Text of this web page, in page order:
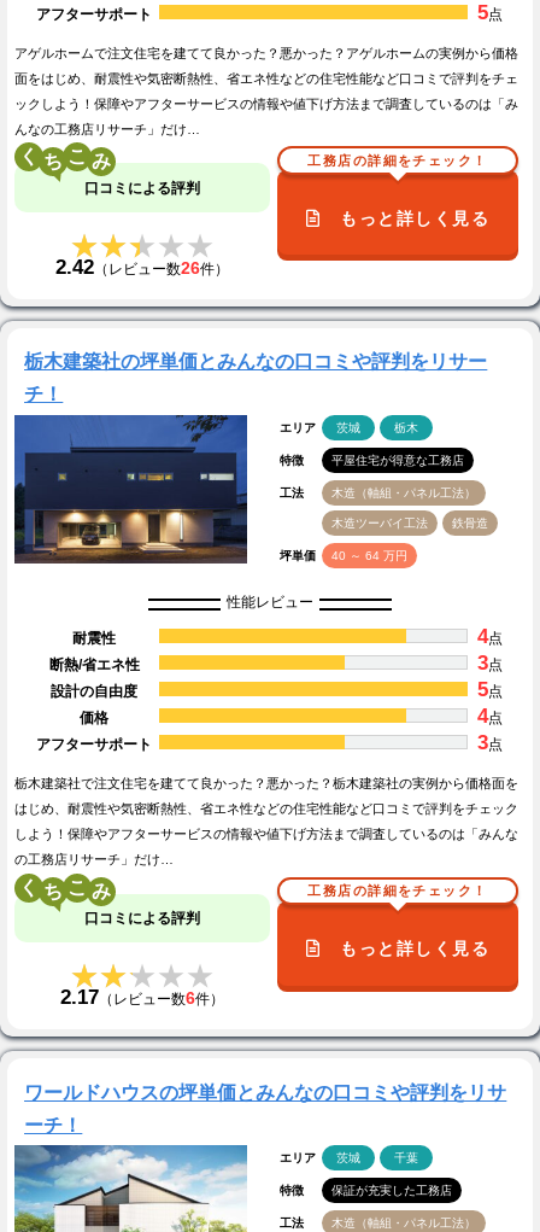
アフターサポート
5点
アゲルホームで注文住宅を建てて良かった？悪かった？アゲルホームの実例から価格
面をはじめ、耐震性や気密断熱性、省エネ性などの住宅性能など口コミで評判をチェ
ックしよう！保障やアフターサービスの情報や値下げ方法まで調査しているのは「み
んなの工務店リサーチ」だけ…
く こ
口コミによる評判
★★★★★
★★★★★
2.42 （レビュー数26件）
工務店の詳細をチェック！
もっと詳しく見る
栃木建築社の坪単価とみんなの口コミや評判をリサー
チ！
エリア 茨城 栃木
特徴 平屋住宅が得意な工務店
工法 木造（軸組・パネル工法）
木造ツーバイ工法 鉄骨造
坪単価 40 ～ 64 万円
性能レビュー
耐震性 4点
断熱/省エネ性
3点
設計の自由度
5点
価格
4点
アフターサポート
3点
栃木建築社で注文住宅を建てて良かった？悪かった？栃木建築社の実例から価格面を
はじめ、耐震性や気密断熱性、省エネ性などの住宅性能など口コミで評判をチェック
しよう！保障やアフターサービスの情報や値下げ方法まで調査しているのは「みんな
の工務店リサーチ」だけ…
く こ
口コミによる評判
★★★★★
★★★★★
2.17 （レビュー数6件）
工務店の詳細をチェック！
もっと詳しく見る
ワールドハウスの坪単価とみんなの口コミや評判をリサ
ーチ！
エリア 茨城 千葉
特徴 保証が充実した工務店
工法 木造（軸組・パネル工法）